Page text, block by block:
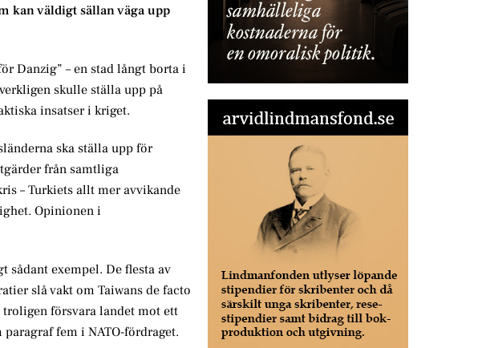
kan väldigt sällan väga upp
Danzig” – en stad långt borta i
skulle ställa upp på
insatser i kriget.
ska ställa upp för
från samtliga
– Turkiets allt mer avvikande
Opinionen i
sådant exempel. De flesta av
slå vakt om Taiwans de facto
troligen försvara landet mot ett
fem i NATO-fördraget.